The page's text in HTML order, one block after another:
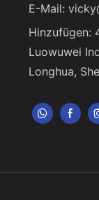
E-Mail:
Hinzufügen:
Luowuwei
Longhua,